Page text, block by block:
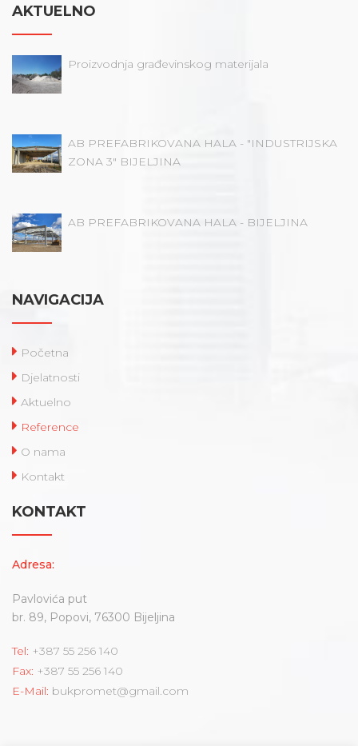
AKTUELNO
Proizvodnja građevinskog materijala
AB PREFABRIKOVANA HALA - "INDUSTRIJSKA
ZONA 3" BIJELJINA
AB PREFABRIKOVANA HALA - BIJELJINA
NAVIGACIJA
Početna
Djelatnosti
Aktuelno
Reference
O nama
Kontakt
KONTAKT
Adresa:
Pavlovića put
br. 89, Popovi, 76300 Bijeljina
Tel: +387 55 256 140
Fax: +387 55 256 140
E-Mail: bukpromet@gmail.com